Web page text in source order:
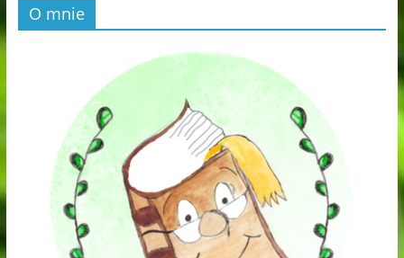
O mnie